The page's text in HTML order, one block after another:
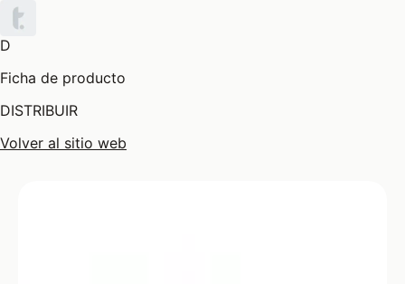
D
Ficha de producto
DISTRIBUIR
Volver al sitio web